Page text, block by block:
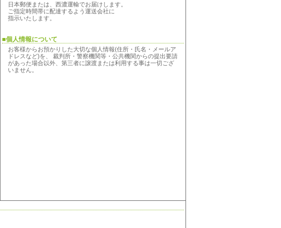
日本郵便または、西濃運輸でお届けします。
ご指定時間帯に配達するよう運送会社に
指示いたします。
■個人情報について
お客様からお預かりした大切な個人情報(住所・氏名・メールア
ドレスなど)を、 裁判所・警察機関等・公共機関からの提出要請
があった場合以外、第三者に譲渡または利用する事は一切ござ
いません。